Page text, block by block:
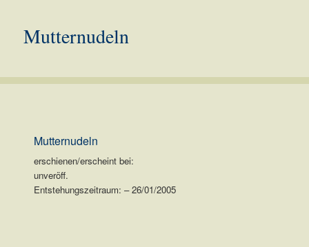
Mutternudeln
Mutternudeln
erschienen/erscheint bei:
unveröff.
Entstehungszeitraum: – 26/01/2005